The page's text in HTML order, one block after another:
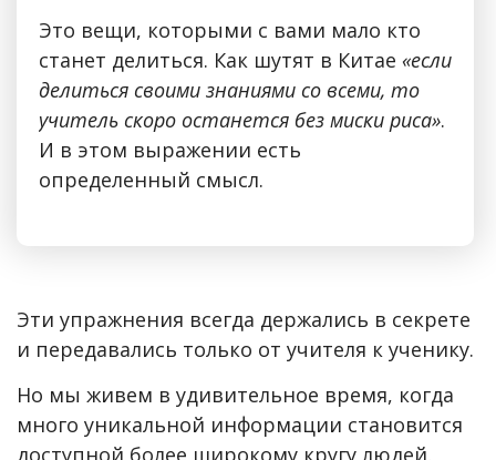
Это вещи, которыми с вами мало кто
станет делиться. Как шутят в Китае «если
делиться своими знаниями со всеми, то
учитель скоро останется без миски риса».
И в этом выражении есть
определенный смысл.
Эти упражнения всегда держались в секрете
и передавались только от учителя к ученику.
Но мы живем в удивительное время, когда
много уникальной информации становится
доступной более широкому кругу людей,